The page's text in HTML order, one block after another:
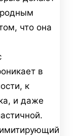
что она
в
к
и даже